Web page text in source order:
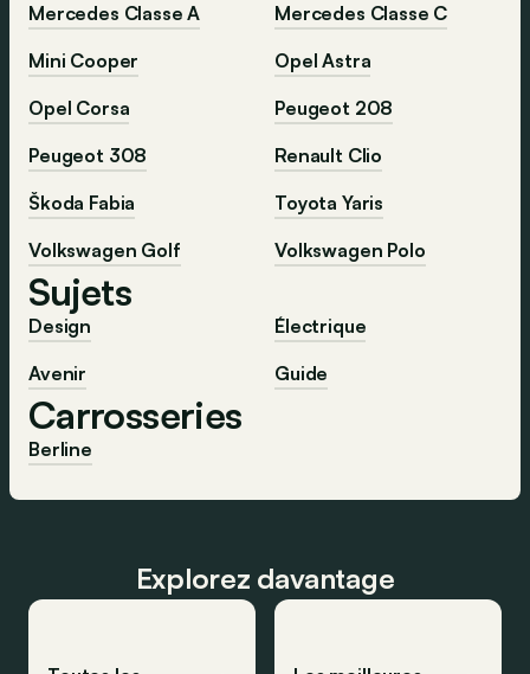
Mercedes Classe A
Mercedes Classe C
Mini Cooper
Opel Astra
Opel Corsa
Peugeot 208
Peugeot 308
Renault Clio
Škoda Fabia
Toyota Yaris
Volkswagen Golf
Volkswagen Polo
Sujets
Design
Électrique
Avenir
Guide
Carrosseries
Berline
Explorez davantage